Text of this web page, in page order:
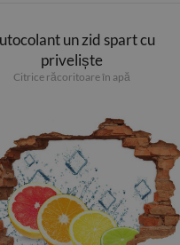
un zid spart cu
priveliște
Citrice răcoritoare în apă